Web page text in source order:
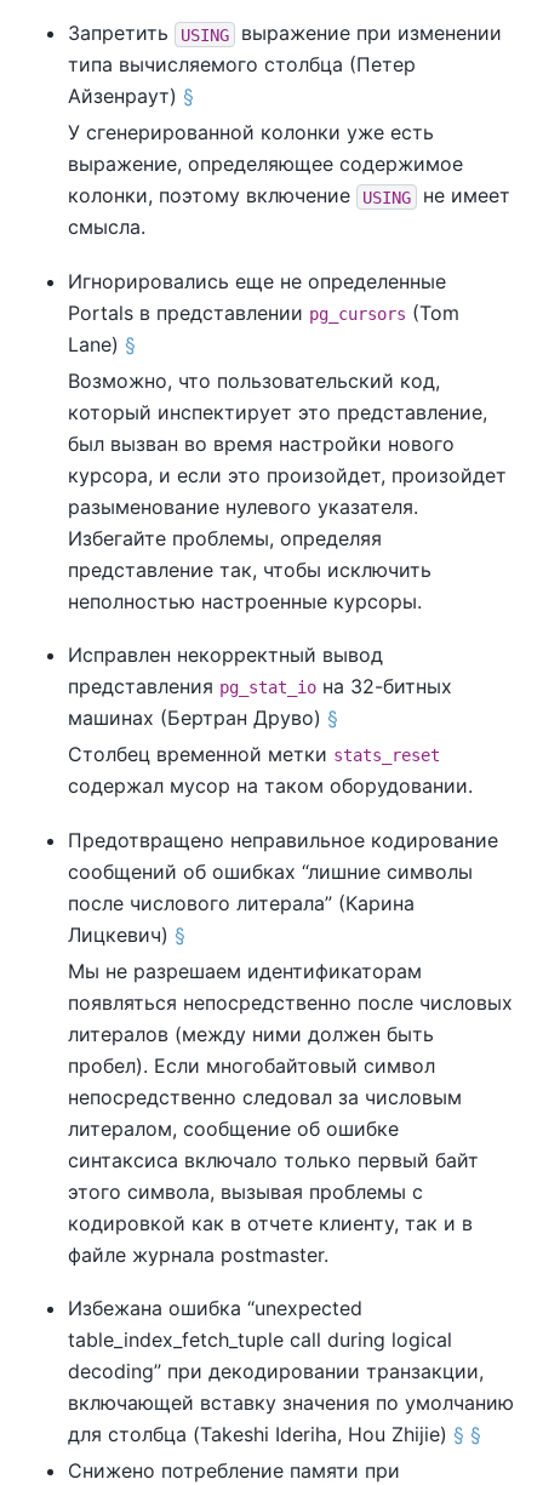
Запретить USING
выражение при изменении
типа вычисляемого столбца (Петер
Айзенраут) §
У сгенерированной колонки уже есть
выражение, определяющее содержимое
колонки, поэтому включение
USING
не имеет
смысла.
Игнорировались еще не определенные
Portals в представлении pg_cursors (Tom
Lane) §
Возможно, что пользовательский код,
который инспектирует это представление,
был вызван во время настройки нового
курсора, и если это произойдет, произойдет
разыменование нулевого указателя.
Избегайте проблемы, определяя
представление так, чтобы исключить
неполностью настроенные курсоры.
Исправлен некорректный вывод
представления pg_stat_io на 32-битных
машинах (Бертран Друво) §
Столбец временной метки stats_reset
содержал мусор на таком оборудовании.
Предотвращено неправильное кодирование
сообщений об ошибках “лишние символы
после числового литерала” (Карина
Лицкевич) §
Мы не разрешаем идентификаторам
появляться непосредственно после числовых
литералов (между ними должен быть
пробел). Если многобайтовый символ
непосредственно следовал за числовым
литералом, сообщение об ошибке
синтаксиса включало только первый байт
этого символа, вызывая проблемы с
кодировкой как в отчете клиенту, так и в
файле журнала postmaster.
Избежана ошибка “unexpected
table_index_fetch_tuple call during logical
decoding” при декодировании транзакции,
включающей вставку значения по умолчанию
для столбца (Takeshi Ideriha, Hou Zhijie) § §
Снижено потребление памяти при